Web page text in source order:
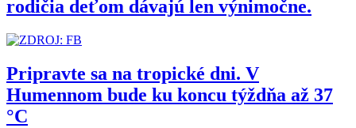
rodičia deťom dávajú len výnimočne.
Pripravte sa na tropické dni. V
Humennom bude ku koncu týždňa až 37
°C